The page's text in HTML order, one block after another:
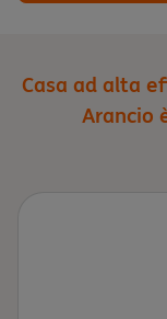
Casa ad alta
Arancio